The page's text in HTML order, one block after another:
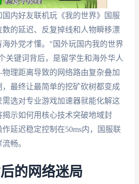
内好友联机玩《我的世界》国服
的延迟、反复掉线和人物瞬移漂
外党才懂。"国外玩国内我的世界
关键词背后，是留学生和海外华人
理距离导致的网络路由复杂叠加
最终让最简单的挖矿砍树都变成
选对专业游戏加速器就能化解这
示如何用核心技术突破地域封
延迟稳定控制在50ms内，国服联
畅。
的网络迷局